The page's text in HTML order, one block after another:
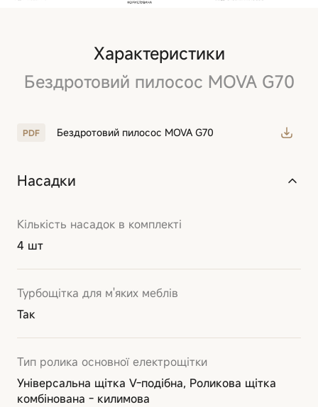
Характеристики
Бездротовий пилосос MOVA G70
Бездротовий пилосос MOVA G70
Насадки
Кількість насадок в комплекті
4 шт
Турбощітка для м'яких меблів
Так
Тип ролика основної електрощітки
Універсальна щітка V-подібна, Роликова щітка
комбінована - килимова